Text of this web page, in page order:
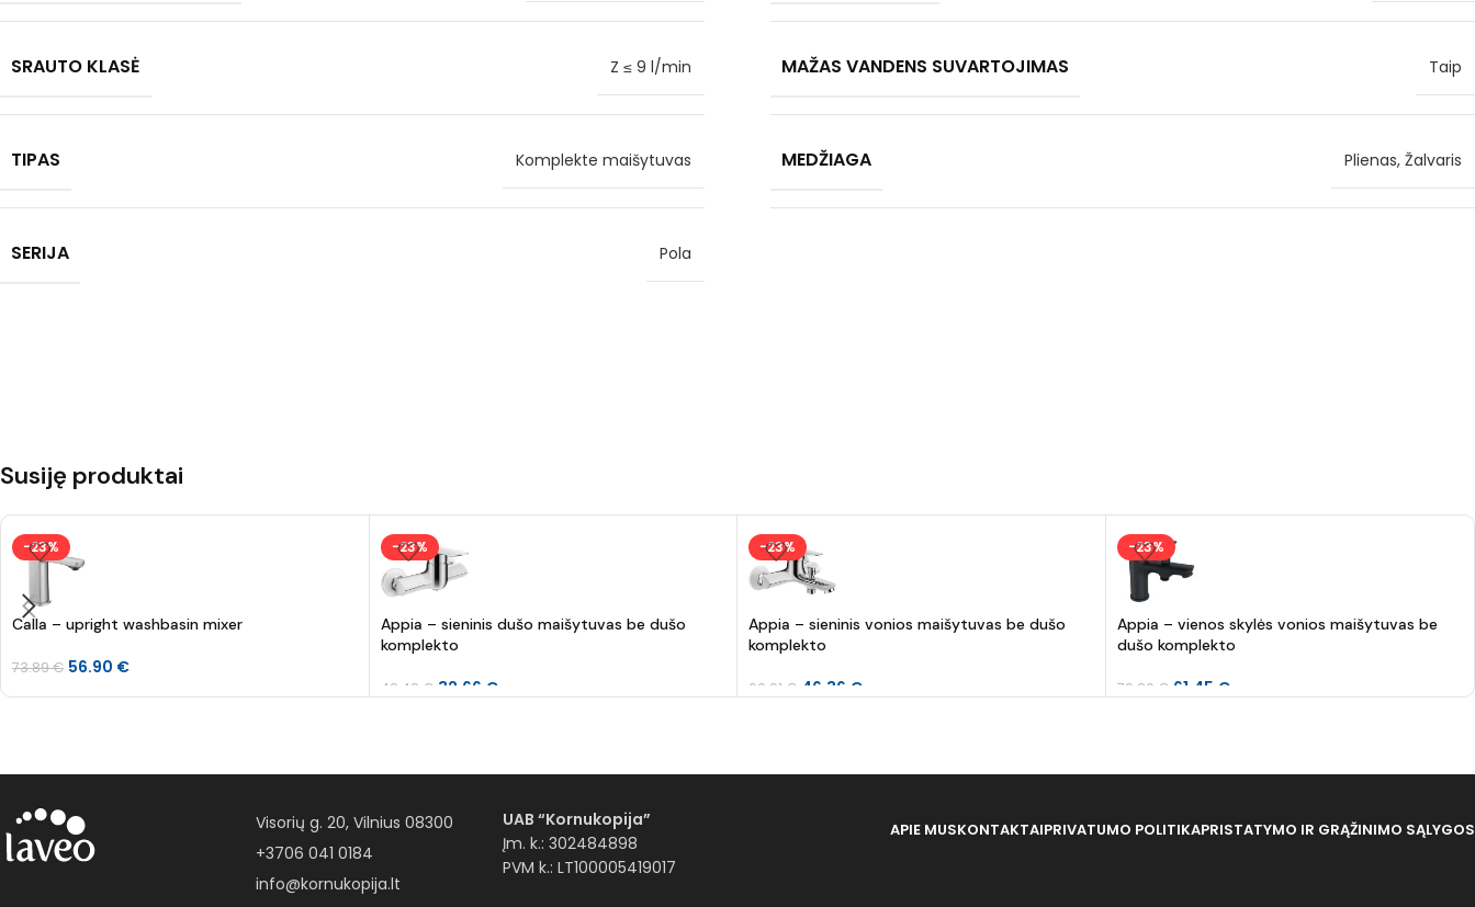
SRAUTO KLASĖ Z ≤ 9 l/min MAŽAS VANDENS SUVARTOJIMAS Taip
TIPAS Komplekte maišytuvas MEDŽIAGA Plienas, Žalvaris
SERIJA Pola
Susiję produktai
-23%
Calla – upright washbasin mixer
73.89€ 56.90 €
-23%
Appia – sieninis dušo maišytuvas be dušo
komplekto
42.42 € 32.66 €
-23%
Appia – sieninis vonios maišytuvas be dušo
komplekto
60.21 € 46.36 €
-23%
Appia – vienos skylės vonios maišytuvas be
dušo komplekto
79.80 € 61.45 €
Visorių g. 20, Vilnius 08300
+3706 041 0184
info@kornukopija.lt
UAB “Kornukopija”
Įm. k.: 302484898
PVM k.: LT100005419017
APIE MUSKONTAKTAIPRIVATUMO POLITIKAPRISTATYMO IR GRĄŽINIMO SĄLYGOS